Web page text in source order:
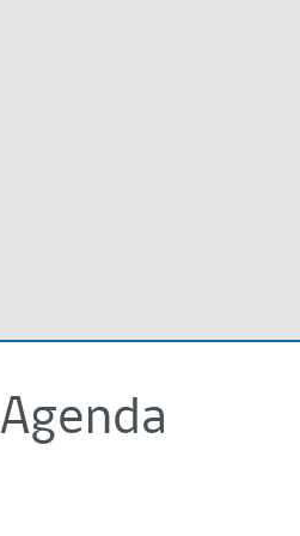
Agenda